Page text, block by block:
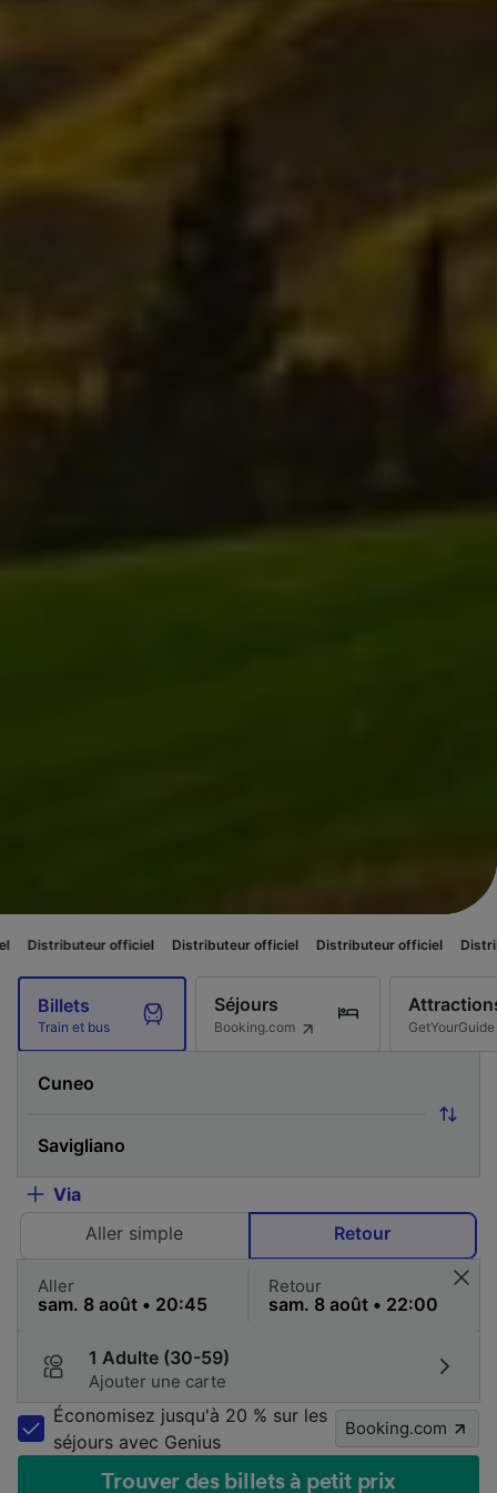
officiel Distributeur officiel Distributeur officiel Distributeur
Billets
Train et bus
Séjours
Booking.com GetYourGuide
Via
Aller simple
Retour
Aller Retour
1 Adulte (30-59)
Ajouter une carte
Économisez jusqu'à 20 % sur les
séjours avec Genius
Booking.com
Trouver des billets à petit prix